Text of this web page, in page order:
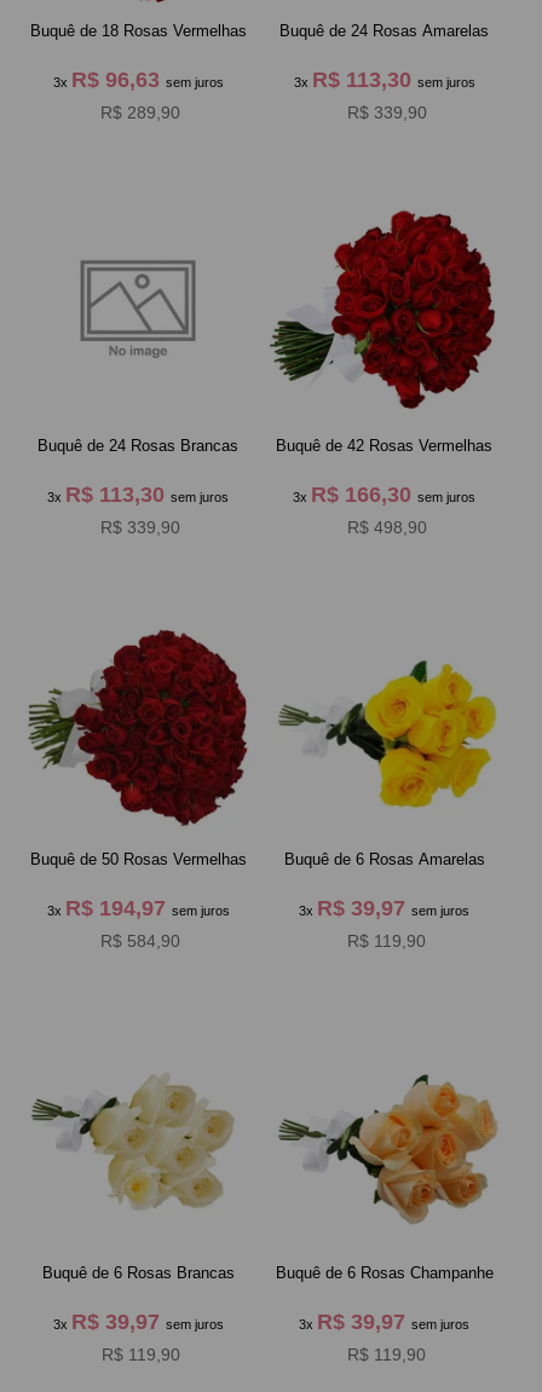
Buquê de 18 Rosas Vermelhas
3x R$ 96,63 sem juros
R$ 289,90
Buquê de 24 Rosas Amarelas
3x R$ 113,30 sem juros
R$ 339,90
Buquê de 24 Rosas Brancas
3x R$ 113,30sem juros
R$ 339,90
Buquê de 42 Rosas Vermelhas
3x R$ 166,30sem juros
R$ 498,90
Buquê de 50 Rosas Vermelhas
3x R$ 194,97 sem juros
R$ 584,90
Buquê de 6 Rosas Amarelas
3x R$ 39,97sem juros
R$ 119,90
Buquê de 6 Rosas Brancas
3x R$ 39,97 sem juros
R$ 119,90
Buquê de 6 Rosas Champanhe
3x R$ 39,97sem juros
R$ 119,90